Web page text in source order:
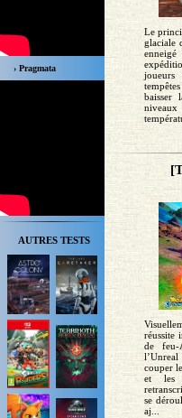
› Pragmata
AUTRES TESTS
Le
glaciale
baisser
réussite
de feu-
couper
et les
se
aj...